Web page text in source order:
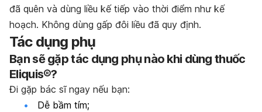
đã quên và dùng liều kế tiếp vào thời điểm như kế
hoạch. Không dùng gấp đôi liều đã quy định.
Tác dụng phụ
Bạn sẽ gặp tác dụng phụ nào khi dùng thuốc
Eliquis®?
Đi gặp bác sĩ ngay nếu bạn:
Dễ bầm tím;